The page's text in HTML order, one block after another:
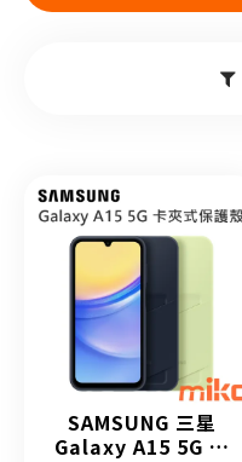
SAMSUNG 三星
Galaxy A15 5G 卡